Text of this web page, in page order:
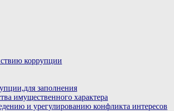
коррупции
заполнения
имущественного характера
и урегулированию конфликта интересов